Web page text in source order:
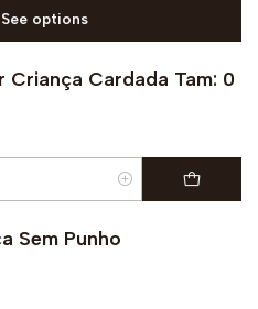
See options
Criança Cardada Tam: 0
Sem Punho